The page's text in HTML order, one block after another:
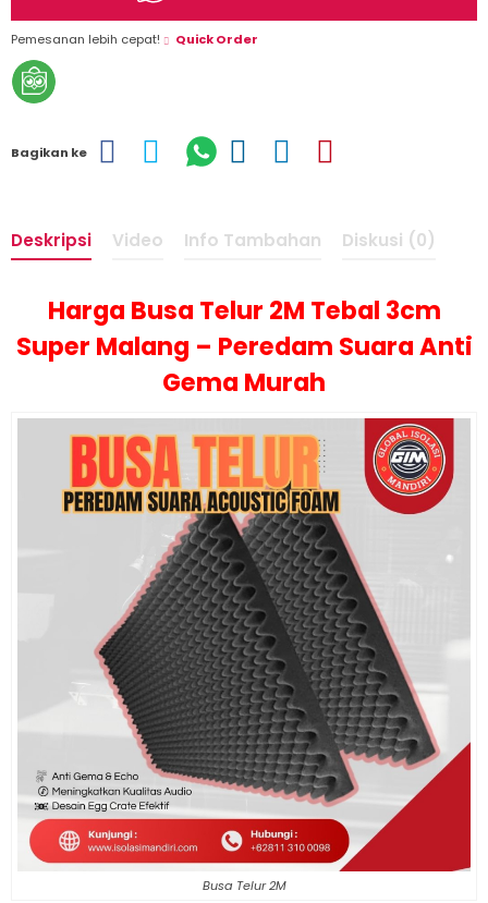
Pemesanan lebih cepat! Quick Order
Bagikan ke
Deskripsi Video Info Tambahan Diskusi (0)
Harga Busa Telur 2M Tebal 3cm
Super Malang – Peredam Suara Anti
Gema Murah
Busa Telur 2M